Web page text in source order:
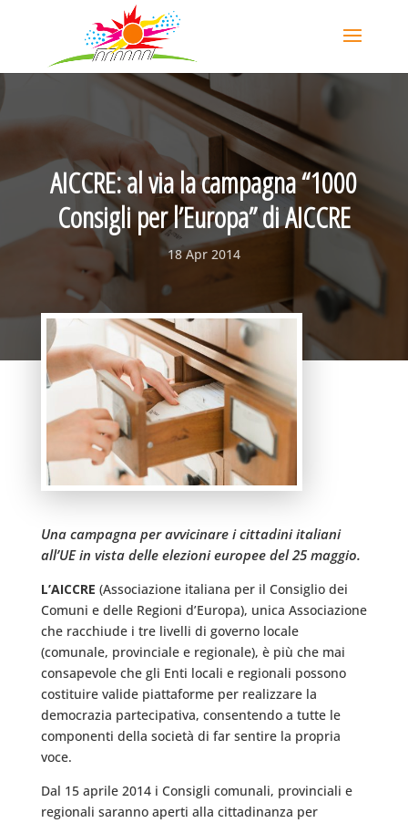
AICCRE: al via la campagna “1000
Consigli per l’Europa” di AICCRE
18 Apr 2014
Una campagna per avvicinare i cittadini italiani
all’UE in vista delle elezioni europee del 25 maggio.
L’AICCRE (Associazione italiana per il Consiglio dei
Comuni e delle Regioni d’Europa), unica Associazione
che racchiude i tre livelli di governo locale
(comunale, provinciale e regionale), è più che mai
consapevole che gli Enti locali e regionali possono
costituire valide piattaforme per realizzare la
democrazia partecipativa, consentendo a tutte le
componenti della società di far sentire la propria
voce.
Dal 15 aprile 2014 i Consigli comunali, provinciali e
regionali saranno aperti alla cittadinanza per